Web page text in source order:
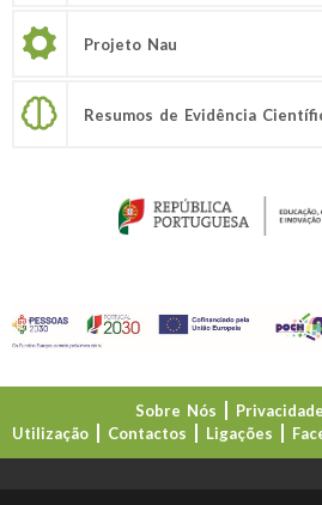
Projeto Nau
Resumos de Evidência
Sobre Nós Privacidade
Utilização
Contactos Ligações